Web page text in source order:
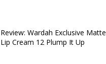
Review: Wardah Exclusive Matte
Lip Cream 12 Plump It Up